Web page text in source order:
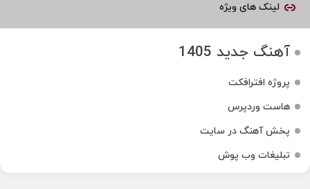
لینک های ویژه
آهنگ جدید 1405
پروژه افترافکت
هاست وردپرس
پخش آهنگ در سایت
تبلیغات وب پوش